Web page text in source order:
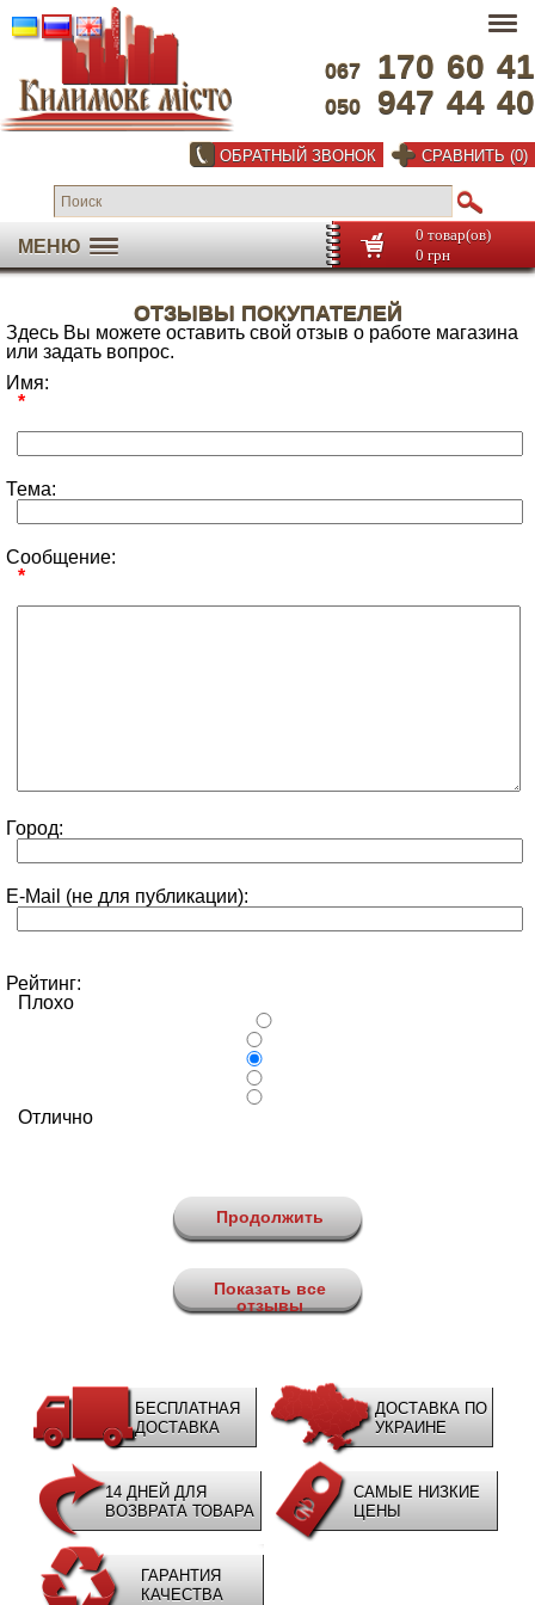
067 170 60 41
050 947 44 40
ОБРАТНЫЙ ЗВОНОК СРАВНИТЬ (0)
МЕНЮ
0 товар(ов)
0 грн
ОТЗЫВЫ ПОКУПАТЕЛЕЙ
Здесь Вы можете оставить свой отзыв о работе магазина
или задать вопрос.
Имя:
*
Тема:
Сообщение:
*
Город:
E-Mail (не для публикации):
Рейтинг:
Плохо
Отлично
Продолжить
Показать все
отзывы
БЕСПЛАТНАЯ
ДОСТАВКА
ДОСТАВКА ПО
УКРАИНЕ
14 ДНЕЙ ДЛЯ
ВОЗВРАТА ТОВАРА
САМЫЕ НИЗКИЕ
ЦЕНЫ
ГАРАНТИЯ
КАЧЕСТВА